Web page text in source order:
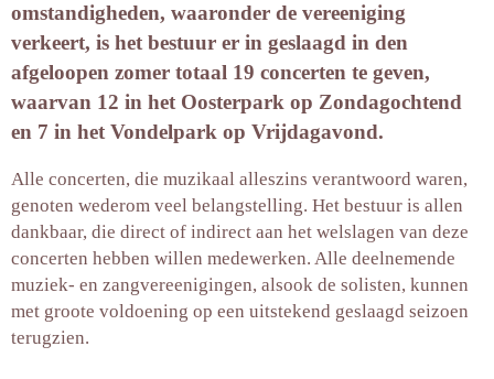
omstandigheden, waaronder de vereeniging
verkeert, is het bestuur er in geslaagd in den
afgeloopen zomer totaal 19 concerten te geven,
waarvan 12 in het Oosterpark op Zondagochtend
en 7 in het Vondelpark op Vrijdagavond.
Alle concerten, die muzikaal alleszins verantwoord waren,
genoten wederom veel belangstelling. Het bestuur is allen
dankbaar, die direct of indirect aan het welslagen van deze
concerten hebben willen medewerken. Alle deelnemende
muziek- en zangvereenigingen, alsook de solisten, kunnen
met groote voldoening op een uitstekend geslaagd seizoen
terugzien.